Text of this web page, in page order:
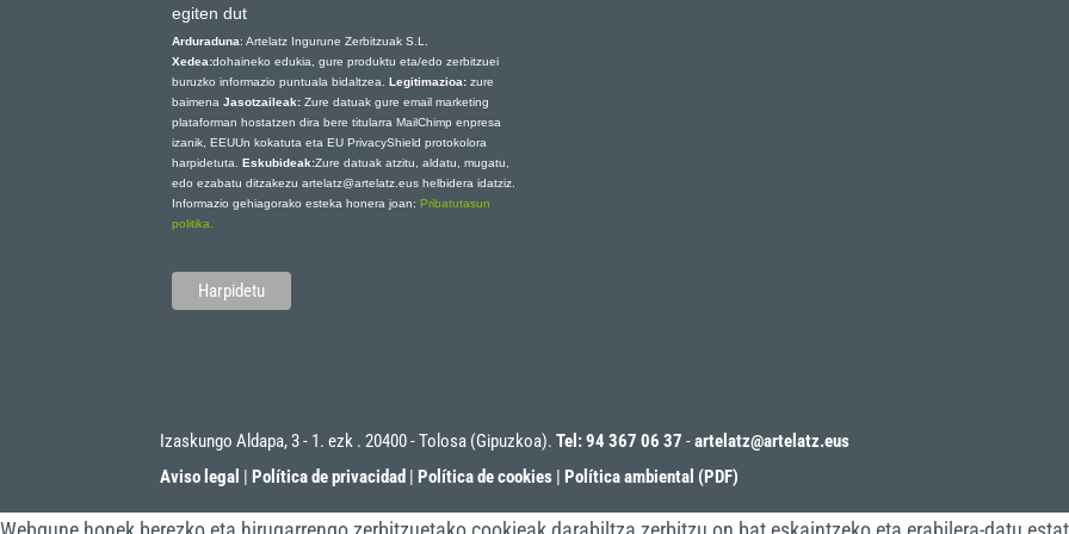
egiten dut
Arduraduna: Artelatz Ingurune Zerbitzuak S.L.
Xedea:dohaineko edukia, gure produktu eta/edo zerbitzuei
buruzko informazio puntuala bidaltzea. Legitimazioa:zure
baimena Jasotzaileak: Zure datuak gure email marketing
plataforman hostatzen dira bere titularra MailChimp enpresa
izanik, EEUUn kokatuta eta EU PrivacyShield protokolora
harpidetuta. Eskubideak:Zure datuak atzitu, aldatu, mugatu,
edo ezabatu ditzakezu artelatz@artelatz.eus helbidera idatziz.
Informazio gehiagorako esteka honera joan: Pribatutasun
politika.
Izaskungo Aldapa, 3 - 1. ezk . 20400 - Tolosa (Gipuzkoa).Tel: 94 367 06 37 -artelatz@artelatz.eus
Aviso legal |Política de privacidad |Política de cookies |Política ambiental (PDF)